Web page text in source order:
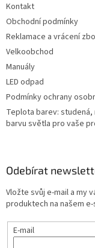
Kontakt
Obchodní podmínky
Reklamace a vrácení
Velkoobchod
Manuály
LED odpad
Podmínky ochrany
Teplota barev:
barvu světla pro vaše
Odebírat
Vložte svůj e-mail a my
produktech na našem e-
E-mail